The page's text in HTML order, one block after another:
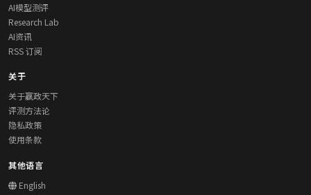
AI模型测评
Research Lab
AI资讯
RSS 订阅
关于
关于赢政天下
评测方法论
隐私政策
使用条款
其他语言
English